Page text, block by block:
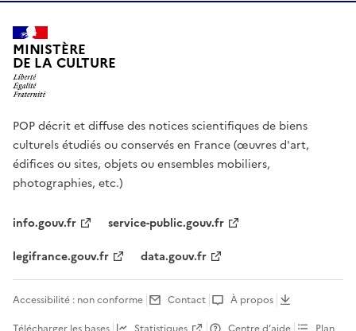
MINISTÈRE
DE LA CULTURE
POP décrit et diffuse des notices scientifiques de biens
culturels étudiés ou conservés en France (œuvres d'art,
édifices ou sites, objets ou ensembles mobiliers,
photographies, etc.)
info.gouv.fr
service-public.gouv.fr
legifrance.gouv.fr
data.gouv.fr
Accessibilité : non conforme Contact
À propos